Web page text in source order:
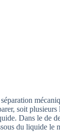
soit
Dans le de
du liquide le